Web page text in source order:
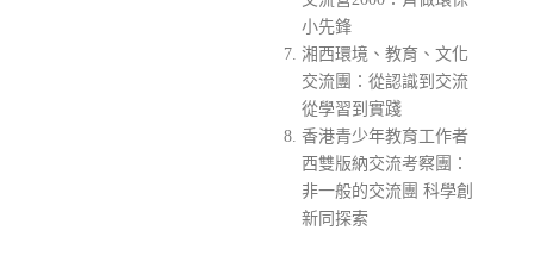
小先鋒
湘西環境、教育、文化
交流團：從認識到交流
從學習到實踐
香港青少年教育工作者
西雙版納交流考察團：
非一般的交流團 科學創
新同探索